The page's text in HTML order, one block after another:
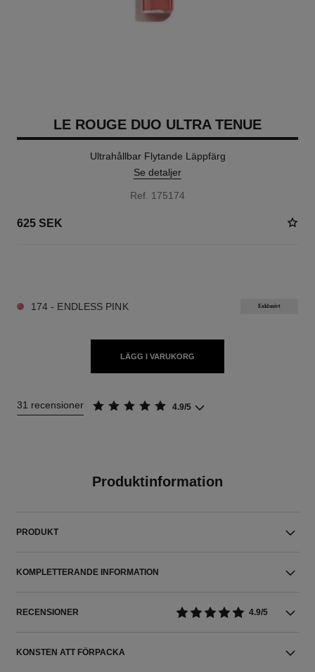
LE ROUGE DUO ULTRA TENUE
Ultrahållbar Flytande Läppfärg
Se detaljer
Ref. 175174
625 SEK
174 - ENDLESS PINK Exklusivt
LÄGG I VARUKORG
31 recensioner 4.9/5
Produktinformation
PRODUKT
KOMPLETTERANDE INFORMATION
RECENSIONER 4.9/5
KONSTEN ATT FÖRPACKA